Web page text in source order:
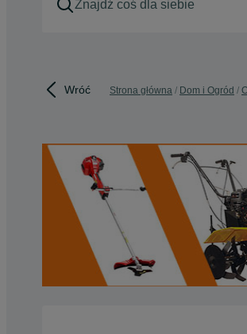
Wróć Strona główna Dom i Ogród